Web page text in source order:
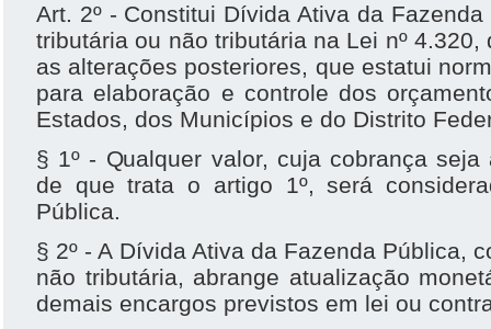
Art. 2º - Constitui Dívida Ativa da
tributária ou não tributária na Lei nº
as alterações posteriores, que estatui
para elaboração e controle dos
Estados, dos Municípios e do Distrito
§ 1º - Qualquer valor, cuja cobrança
de que trata o artigo 1º, será
Pública.
§ 2º - A Dívida Ativa da Fazenda Pública,
não tributária, abrange atualização
demais encargos previstos em lei ou